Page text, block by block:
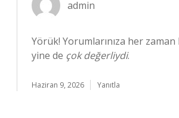
admin
Yörük! Yorumlarınıza her zaman
yine de çok değerliydi.
Haziran 9, 2026 Yanıtla